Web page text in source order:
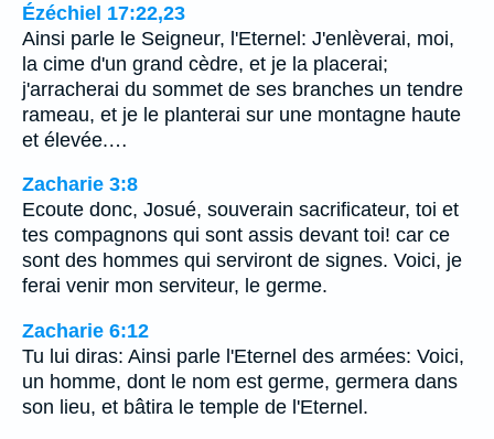
Ézéchiel 17:22,23
Ainsi parle le Seigneur, l'Eternel: J'enlèverai, moi,
la cime d'un grand cèdre, et je la placerai;
j'arracherai du sommet de ses branches un tendre
rameau, et je le planterai sur une montagne haute
et élevée.…
Zacharie 3:8
Ecoute donc, Josué, souverain sacrificateur, toi et
tes compagnons qui sont assis devant toi! car ce
sont des hommes qui serviront de signes. Voici, je
ferai venir mon serviteur, le germe.
Zacharie 6:12
Tu lui diras: Ainsi parle l'Eternel des armées: Voici,
un homme, dont le nom est germe, germera dans
son lieu, et bâtira le temple de l'Eternel.